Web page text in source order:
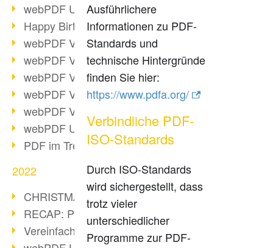
webPDF Update 9.0.0.2898
Happy Birthday, PDF!
webPDF Video-Session 4
webPDF Video-Session 3
webPDF Video-Session 2
webPDF Video-Session 1
webPDF Video-Session Termine
webPDF Update 9.0.0.2843
PDF im Trend
2022
CHRISTMAS 2022 loading
RECAP: PDF Days Europe 2022
Vereinfachung Personalprozesse
Ausführlichere
Informationen zu PDF-
Standards und
technische Hintergründe
finden Sie hier:
https://www.pdfa.org/
Verbindliche PDF-
ISO-Standards
Durch ISO-Standards
wird sichergestellt, dass
trotz vieler
unterschiedlicher
Programme zur PDF-